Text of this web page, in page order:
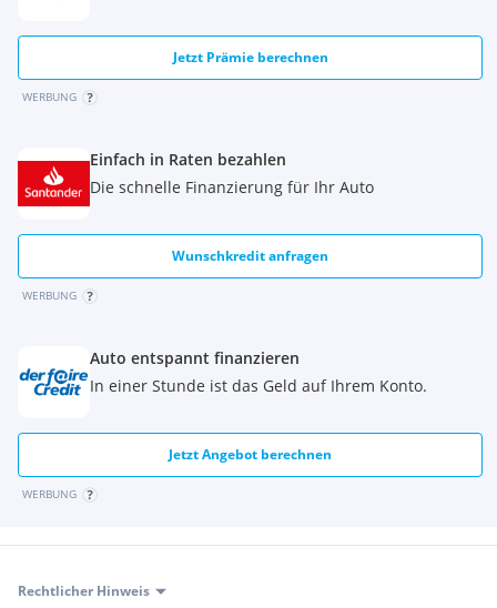
Jetzt Prämie berechnen
WERBUNG
Einfach in Raten bezahlen
Die schnelle Finanzierung für Ihr Auto
Wunschkredit anfragen
WERBUNG
Auto entspannt finanzieren
In einer Stunde ist das Geld auf Ihrem Konto.
Jetzt Angebot berechnen
WERBUNG
Rechtlicher Hinweis